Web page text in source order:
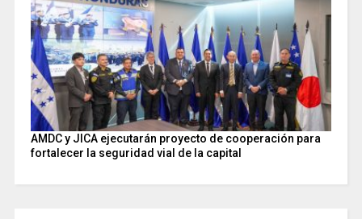
AMDC y JICA ejecutarán proyecto de cooperación para
fortalecer la seguridad vial de la capital